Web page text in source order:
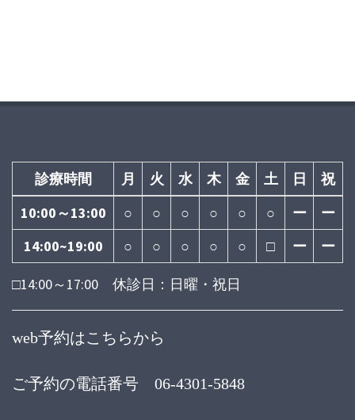
診療時間 月 火 水 木 金 土 日
祝
10:00～13:00
○ ○ ○ ○ ○ ○ ー
ー
14:00~19:00
○ ○ ○ ○ ○ □ ー ー
□14:00～17:00 休診日：日曜・祝日
web予約はこちらから
ご予約の電話番号 06-4301-5848